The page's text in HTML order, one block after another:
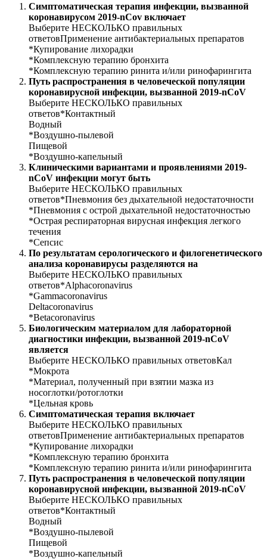
Симптоматическая терапия инфекции, вызванной
коронавирусом 2019-nCov включает
Выберите НЕСКОЛЬКО правильных
ответовПрименение антибактериальных препаратов
*Купирование лихорадки
*Комплексную терапию бронхита
*Комплексную терапию ринита и/или ринофарингита
Путь распространения в человеческой популяции
коронавирусной инфекции, вызванной 2019-nCoV
Выберите НЕСКОЛЬКО правильных
ответов*Контактный
Водный
*Воздушно-пылевой
Пищевой
*Воздушно-капельный
Клиническими вариантами и проявлениями 2019-
nCoV инфекции могут быть
Выберите НЕСКОЛЬКО правильных
ответов*Пневмония без дыхательной недостаточности
*Пневмония с острой дыхательной недостаточностью
*Острая респираторная вирусная инфекция легкого
течения
*Сепсис
По результатам серологического и филогенетического
анализа коронавирусы разделяются на
Выберите НЕСКОЛЬКО правильных
ответов*Alphacoronavirus
*Gammacoronavirus
Deltacoronavirus
*Betacoronavirus
Биологическим материалом для лабораторной
диагностики инфекции, вызванной 2019-nCoV
является
Выберите НЕСКОЛЬКО правильных ответовКал
*Мокрота
*Материал, полученный при взятии мазка из
носоглотки/ротоглотки
*Цельная кровь
Симптоматическая терапия включает
Выберите НЕСКОЛЬКО правильных
ответовПрименение антибактериальных препаратов
*Купирование лихорадки
*Комплексную терапию бронхита
*Комплексную терапию ринита и/или ринофарингита
Путь распространения в человеческой популяции
коронавирусной инфекции, вызванной 2019-nCoV
Выберите НЕСКОЛЬКО правильных
ответов*Контактный
Водный
*Воздушно-пылевой
Пищевой
*Воздушно-капельный